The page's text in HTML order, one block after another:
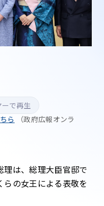
ら
（政府広報オンラ
で再生
は、総理大臣官邸で
の女王による表敬を